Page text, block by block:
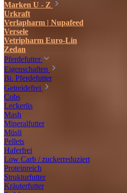
Marken U - Z
Urkraft
Verlapharm | Nupafeed
Versele
Vetripharm Euro-Lin
Zedan
Pferdefutter
Eigenschaften
Bi. Pferdefutter
Getreidefrei
Cobs
Leckerlis
Mash
Mineralfutter
Müsli
Pellets
Haferfrei
Low Carb / zuckerreduziert
Proteinreich
Strukturfutter
Kräuterfutter